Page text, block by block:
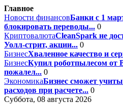
Главное
Новости финансовБанки с 1
блокировать переводы... 0
КриптовалютаCleanSpark не
Уолл-стрит, акции... 0
БизнесХваленное качество и
БизнесКупил роботпылесом от
пожалел... 0
ЭкономикаБизнес сможет
расходов при расчете... 0
Суббота, 08 августа 2026